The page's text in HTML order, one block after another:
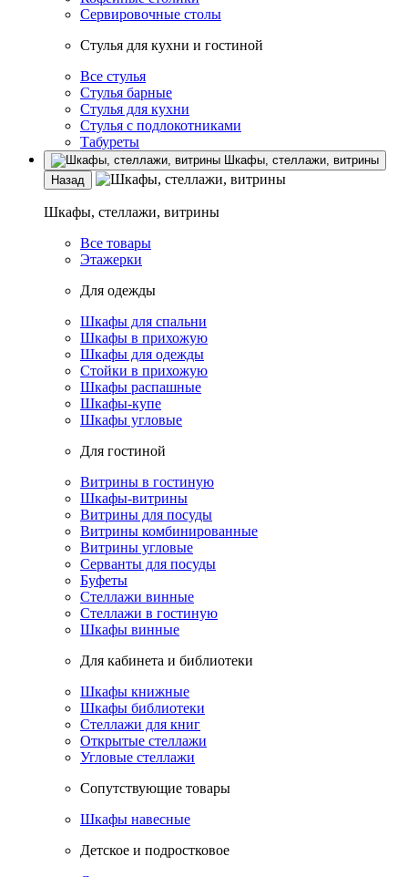
Сервировочные столы
Стулья для кухни и гостиной
Все стулья
Стулья барные
Стулья для кухни
Стулья с подлокотниками
Табуреты
Шкафы, стеллажи, витрины
Назад
Шкафы, стеллажи, витрины
Все товары
Этажерки
Для одежды
Шкафы для спальни
Шкафы в прихожую
Шкафы для одежды
Стойки в прихожую
Шкафы распашные
Шкафы-купе
Шкафы угловые
Для гостиной
Витрины в гостиную
Шкафы-витрины
Витрины для посуды
Витрины комбинированные
Витрины угловые
Серванты для посуды
Буфеты
Стеллажи винные
Стеллажи в гостиную
Шкафы винные
Для кабинета и библиотеки
Шкафы книжные
Шкафы библиотеки
Стеллажи для книг
Открытые стеллажи
Угловые стеллажи
Сопутствующие товары
Шкафы навесные
Детское и подростковое